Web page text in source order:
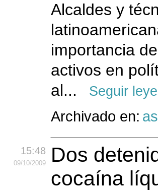
Alcaldes y
importancia
activos en
al...
Seguir
Archivado en:
15:48
09/10/2009
Dos
cocaína